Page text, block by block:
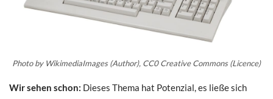
Photo by WikimediaImages (Author), CC0 Creative Commons (Licence)
Wir sehen schon: Dieses Thema hat Potenzial, es ließe sich